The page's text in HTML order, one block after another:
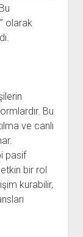
olarak
Bu
ve canlı
pasif
bir rol
kurabilir,